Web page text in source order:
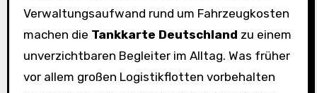
Verwaltungsaufwand rund um Fahrzeugkosten
machen die Tankkarte Deutschland zu einem
unverzichtbaren Begleiter im Alltag. Was früher
vor allem großen Logistikflotten vorbehalten